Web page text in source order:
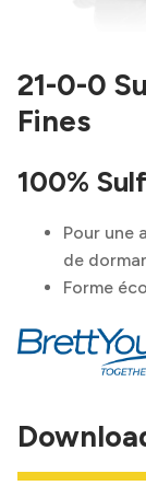
21-0-0
Fines
100%
Pour une
de
Forme